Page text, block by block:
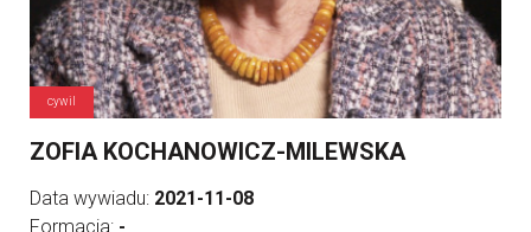
cywil
ZOFIA KOCHANOWICZ-MILEWSKA
Data wywiadu: 2021-11-08
Formacja: -